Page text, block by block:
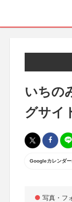
いちの
グサイ
Googleカレンダ
写真・フ